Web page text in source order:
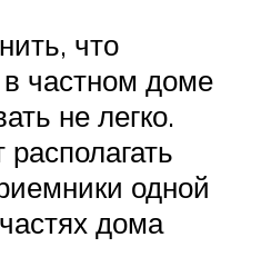
что
в частном доме
не легко.
одной
дома